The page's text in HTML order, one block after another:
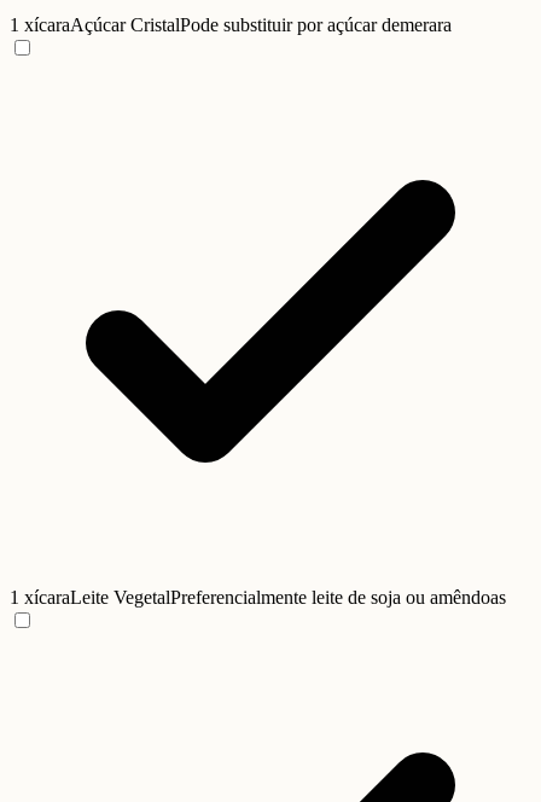
1 xícaraAçúcar CristalPode substituir por açúcar demerara
1 xícaraLeite VegetalPreferencialmente leite de soja ou amêndoas